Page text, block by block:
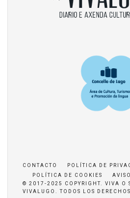
CONTACTO
POLÍTICA DE
POLÍTICA DE COOKIES
© 2017-2025 COPYRIGHT. VIVA O
VIVALUGO. TODOS LOS DERECHOS